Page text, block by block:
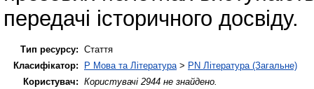
передачі історичного досвіду.
Тип ресурсу: Стаття
Класифікатор:
P Мова та Література > PN Література (Загальне)
Користувач: Користувачі 2944 не знайдено.